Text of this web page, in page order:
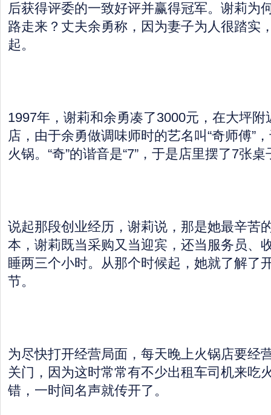
后获得评委的一致好评并赢得冠军。谢莉为
路走来？丈夫余勇称，因为妻子为人很踏实
起。
1997年，谢莉和余勇凑了3000元，在大坪
店，由于余勇做调味师时的艺名叫“奇师傅”
火锅。“奇”的谐音是“7”，于是店里摆了7张桌
说起那段创业经历，谢莉说，那是她最辛苦
本，谢莉既当采购又当迎宾，还当服务员、
睡两三个小时。从那个时候起，她就了解了
节。
为尽快打开经营局面，每天晚上火锅店要经
关门，因为这时常常有不少出租车司机来吃
错，一时间名声就传开了。